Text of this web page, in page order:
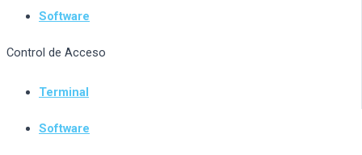
Software
Control de Acceso
Terminal
Software